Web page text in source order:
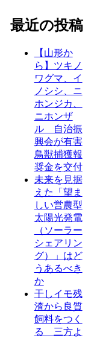
最近の投稿
【山形か
ら】ツキノ
ワグマ、イ
ノシシ、ニ
ホンジカ、
ニホンザ
ル 自治振
興会が有害
鳥獣捕獲報
奨金を交付
未来を見据
えた「望ま
しい営農型
太陽光発電
（ソーラー
シェアリン
グ）」はど
うあるべき
か
干しイモ残
渣から良質
飼料をつく
る 三方よ